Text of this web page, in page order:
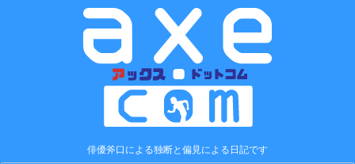
俳優斧口による独断と偏見による日記です